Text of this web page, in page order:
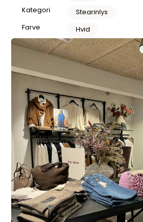
Kategori
Stearinlys
Farve
Hvid